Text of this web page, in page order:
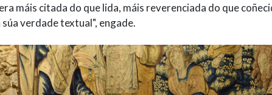
máis citada do que lida, máis reverenciada do que
verdade textual", engade.